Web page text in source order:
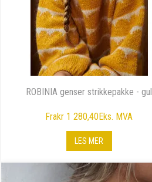
ROBINIA genser strikkepakke - gul
Frakr 1 280,40Eks. MVA
LES MER